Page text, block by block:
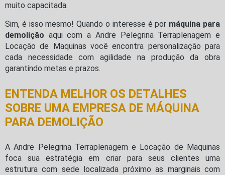
muito capacitada.
Sim, é isso mesmo! Quando o interesse é por máquina para
demolição aqui com a Andre Pelegrina Terraplenagem e
Locação de Maquinas você encontra personalização para
cada necessidade com agilidade na produção da obra
garantindo metas e prazos.
ENTENDA MELHOR OS DETALHES
SOBRE UMA EMPRESA DE MÁQUINA
PARA DEMOLIÇÃO
A Andre Pelegrina Terraplenagem e Locação de Maquinas
foca sua estratégia em criar para seus clientes uma
estrutura com sede localizada próximo as marginais com